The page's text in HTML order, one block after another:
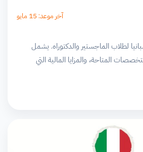
آخر موعد: 15 مايو
لطلاب الماجستير والدكتوراه. يشمل
المتاحة، والمزايا المالية التي